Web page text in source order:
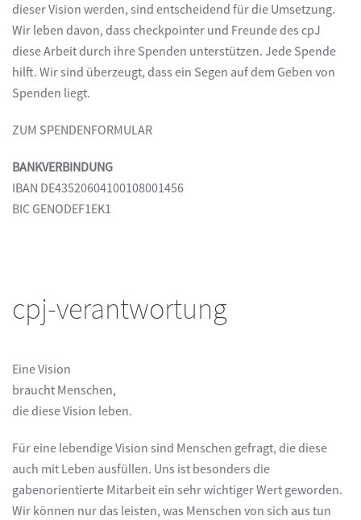
dieser Vision werden, sind entscheidend für die Umsetzung.
Wir leben davon, dass checkpointer und Freunde des cpJ
diese Arbeit durch ihre Spenden unterstützen. Jede Spende
hilft. Wir sind überzeugt, dass ein Segen auf dem Geben von
Spenden liegt.
ZUM SPENDENFORMULAR
BANKVERBINDUNG
IBAN DE43520604100108001456
BIC GENODEF1EK1
cpj-verantwortung
Eine Vision
braucht Menschen,
die diese Vision leben.
Für eine lebendige Vision sind Menschen gefragt, die diese
auch mit Leben ausfüllen. Uns ist besonders die
gabenorientierte Mitarbeit ein sehr wichtiger Wert geworden.
Wir können nur das leisten, was Menschen von sich aus tun